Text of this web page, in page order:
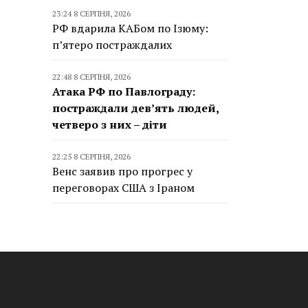
23:24 8 СЕРПНЯ, 2026
РФ вдарила КАБом по Ізюму:
п’ятеро постраждалих
22:48 8 СЕРПНЯ, 2026
Атака РФ по Павлограду:
постраждали дев’ять людей,
четверо з них – діти
22:25 8 СЕРПНЯ, 2026
Венс заявив про прогрес у
переговорах США з Іраном